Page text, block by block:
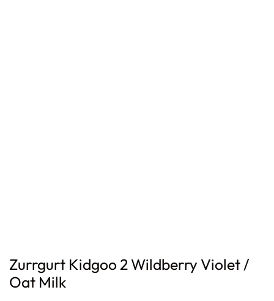
Zurrgurt Kidgoo 2 Wildberry Violet /
Oat Milk